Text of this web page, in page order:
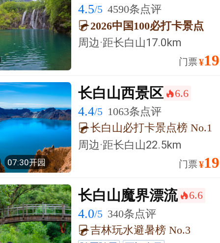
4.5/5 4590条点评
2026中国100必打卡景点
周边·距长白山17.0km
门票¥
07:30开园
长白山西景区 󰺂6.6
4.4/5 1063条点评
长白山必打卡景点榜 No.1
周边·距长白山22.5km
门票¥
长白山魔界漂流 󰺂6.6
4.0/5 340条点评
吉林玩水避暑榜 No.3